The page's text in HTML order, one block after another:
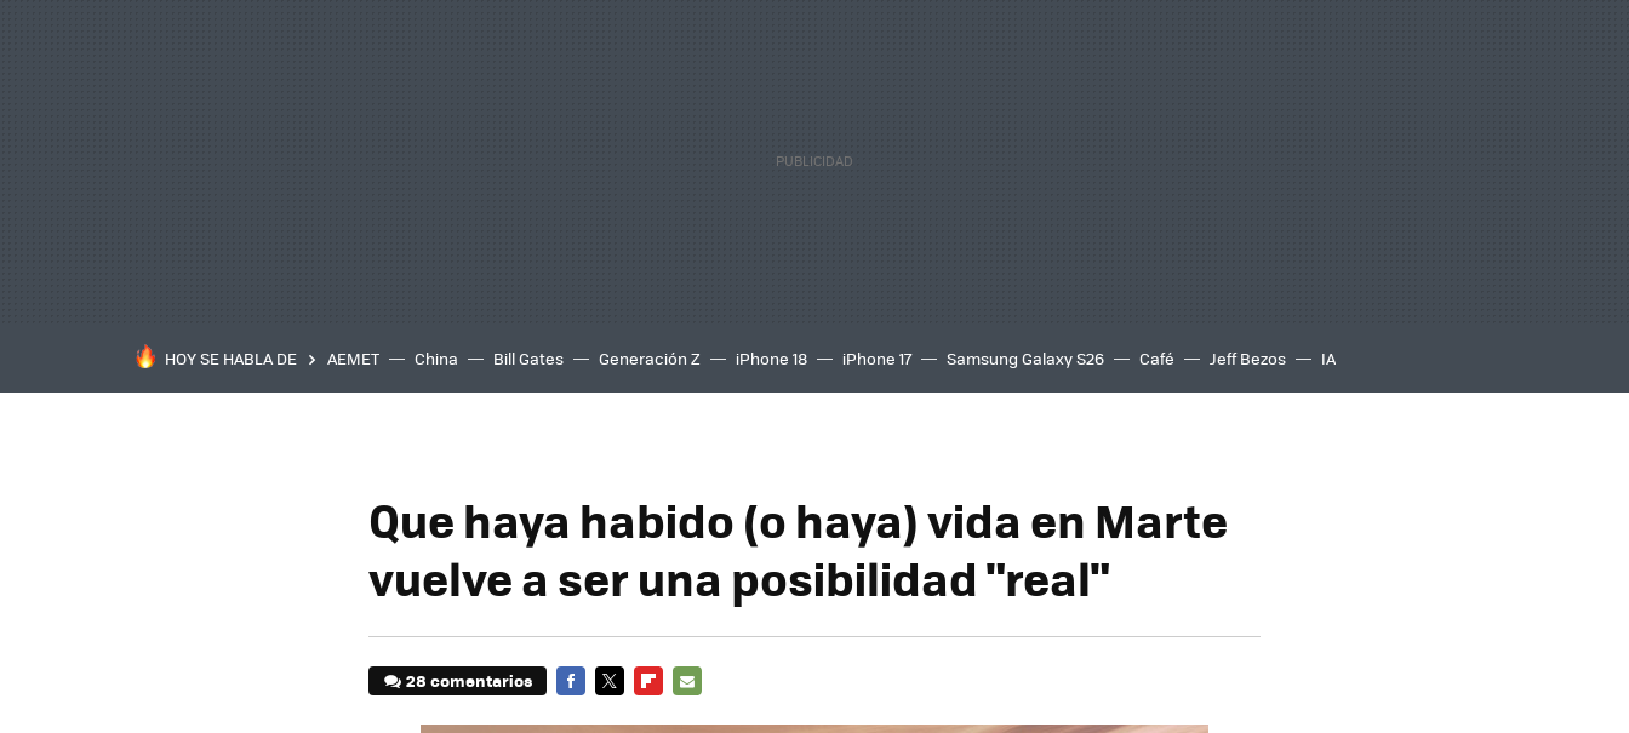
HOY SE HABLA DE AEMET China Bill Gates Generación Z iPhone 18 iPhone 17 Samsung Galaxy S26 Café Jeff Bezos IA
Que haya habido (o haya) vida en Marte
vuelve a ser una posibilidad "real"
28 comentarios